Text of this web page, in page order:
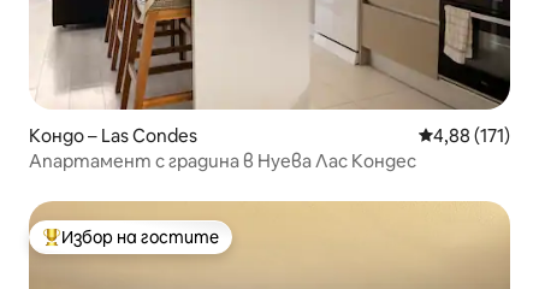
Кондо – Las Condes Средна
4,88 (171)
Апартамент с градина в Нуева Лас Кондес
Най-популярен избор на гостите
Избор на гостите